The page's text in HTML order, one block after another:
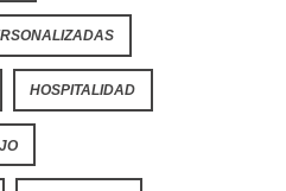
HOSPITALIDAD